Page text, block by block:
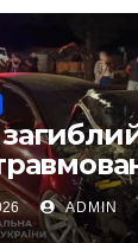
ДТП
ADMIN